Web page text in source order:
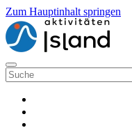
Zum Hauptinhalt springen